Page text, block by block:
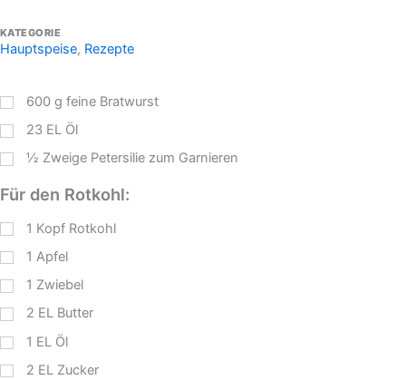
KATEGORIE
Hauptspeise, Rezepte
600 g feine Bratwurst
23 EL Öl
½ Zweige Petersilie zum Garnieren
Für den Rotkohl:
1 Kopf Rotkohl
1 Apfel
1 Zwiebel
2 EL Butter
1 EL Öl
2 EL Zucker